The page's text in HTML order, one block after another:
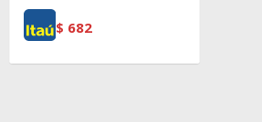
$ 682